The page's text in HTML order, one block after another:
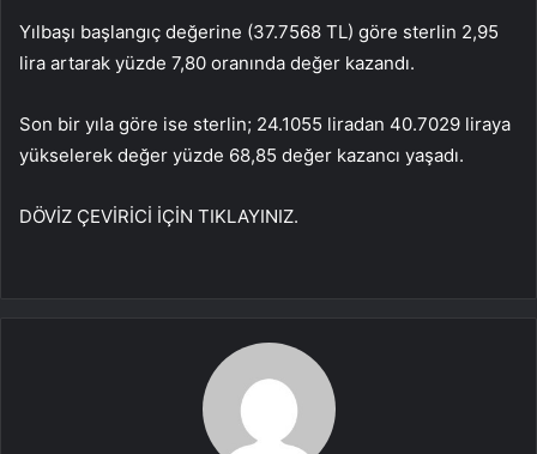
Yılbaşı başlangıç değerine (37.7568 TL) göre sterlin 2,95
lira artarak yüzde 7,80 oranında değer kazandı.
Son bir yıla göre ise sterlin; 24.1055 liradan 40.7029 liraya
yükselerek değer yüzde 68,85 değer kazancı yaşadı.
DÖVİZ ÇEVİRİCİ İÇİN TIKLAYINIZ.